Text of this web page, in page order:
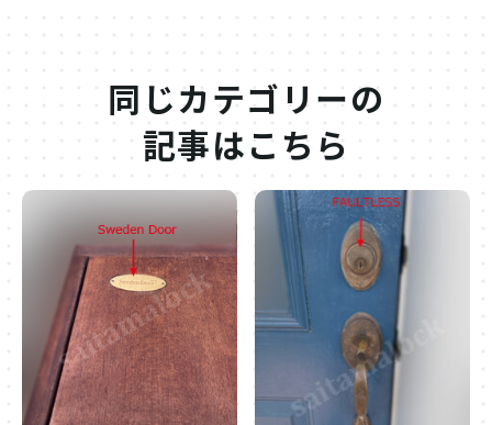
同じカテゴリーの
記事はこちら